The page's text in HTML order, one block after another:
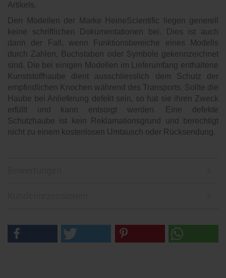
Artikels.
Den Modellen der Marke HeineScientific liegen generell
keine schriftlichen Dokumentationen bei. Dies ist auch
dann der Fall, wenn Funktionsbereiche eines Modells
durch Zahlen, Buchstaben oder Symbole gekennzeichnet
sind. Die bei einigen Modellen im Lieferumfang enthaltene
Kunststoffhaube dient ausschliesslich dem Schutz der
empfindlichen Knochen während des Transports. Sollte die
Haube bei Anlieferung defekt sein, so hat sie ihren Zweck
erfüllt und kann entsorgt werden. Eine defekte
Schutzhaube ist kein Reklamationsgrund und berechtigt
nicht zu einem kostenlosen Umtausch oder Rücksendung.